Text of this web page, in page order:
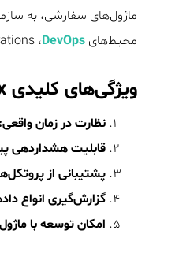
ماژول‌های سفارشی، به
محیط‌های IT Operations ،DevOps
ویژگی‌های کلیدی Zabbix
نظارت در زمان واقعی:
قابلیت هشداردهی
پشتیبانی از
گزارش‌گیری انواع
امکان توسعه با